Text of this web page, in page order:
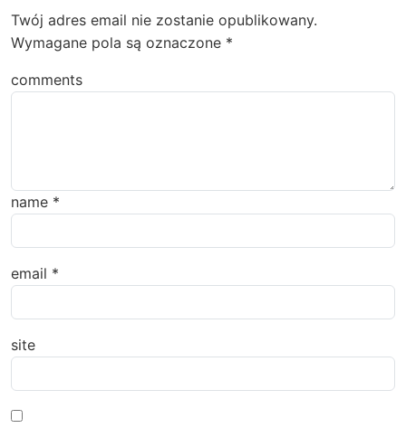
Twój adres email nie zostanie opublikowany.
Wymagane pola są oznaczone *
comments
name *
email *
site